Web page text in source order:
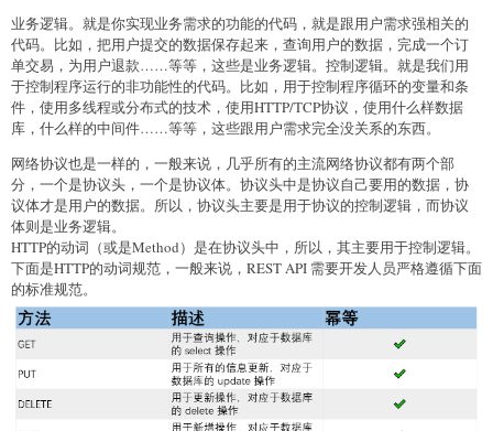
业务逻辑。就是你实现业务需求的功能的代码，就是跟用户需求强相关的
代码。比如，把用户提交的数据保存起来，查询用户的数据，完成一个订
单交易，为用户退款……等等，这些是业务逻辑。控制逻辑。就是我们用
于控制程序运行的非功能性的代码。比如，用于控制程序循环的变量和条
件，使用多线程或分布式的技术，使用HTTP/TCP协议，使用什么样数据
库，什么样的中间件……等等，这些跟用户需求完全没关系的东西。
网络协议也是一样的，一般来说，几乎所有的主流网络协议都有两个部
分，一个是协议头，一个是协议体。协议头中是协议自己要用的数据，协
议体才是用户的数据。所以，协议头主要是用于协议的控制逻辑，而协议
体则是业务逻辑。
HTTP的动词（或是Method）是在协议头中，所以，其主要用于控制逻辑。
下面是HTTP的动词规范，一般来说，REST API 需要开发人员严格遵循下面
的标准规范。